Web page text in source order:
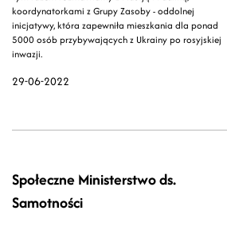
29-06-2022
koordynatorkami z Grupy Zasoby - oddolnej
inicjatywy, która zapewniła mieszkania dla ponad
5000 osób przybywających z Ukrainy po rosyjskiej
inwazji.
Społeczne Ministerstwo ds.
Samotności